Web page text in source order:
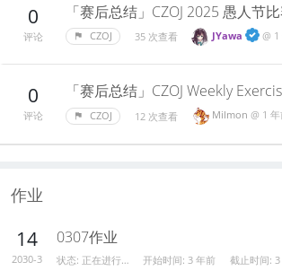
0
评论
「赛后总结」CZOJ 2025 愚人节
CZOJ 35 次查看 JYawa @ 1
0
评论
「赛后总结」CZOJ Weekly
CZOJ 12 次查看 Milmon @ 1
作业
14
2030-3
0307作业
状态: 正在进行… 开始时间: 3 年前 截止时间: